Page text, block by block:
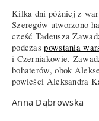
Kilka dni później z
Szeregów utworzono
cześć Tadeusza
podczaspowstania
i Czerniakowie.
bohaterów, obok
powieści Aleksandra
Anna Dąbrowska